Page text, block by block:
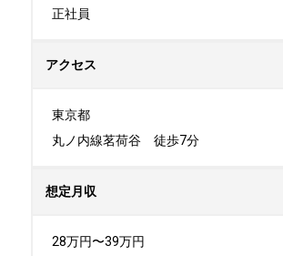
正社員
アクセス
東京都
丸ノ内線茗荷谷　徒歩7分
想定月収
28万円〜39万円